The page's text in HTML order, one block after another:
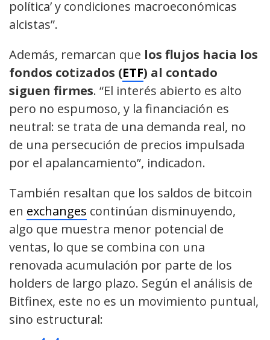
política’ y condiciones macroeconómicas
alcistas”.
Además, remarcan que los flujos hacia los
fondos cotizados (ETF) al contado
siguen firmes. “El interés abierto es alto
pero no espumoso, y la financiación es
neutral: se trata de una demanda real, no
de una persecución de precios impulsada
por el apalancamiento”, indicadon.
También resaltan que los saldos de bitcoin
en exchanges continúan disminuyendo,
algo que muestra menor potencial de
ventas, lo que se combina con una
renovada acumulación por parte de los
holders de largo plazo. Según el análisis de
Bitfinex, este no es un movimiento puntual,
sino estructural: